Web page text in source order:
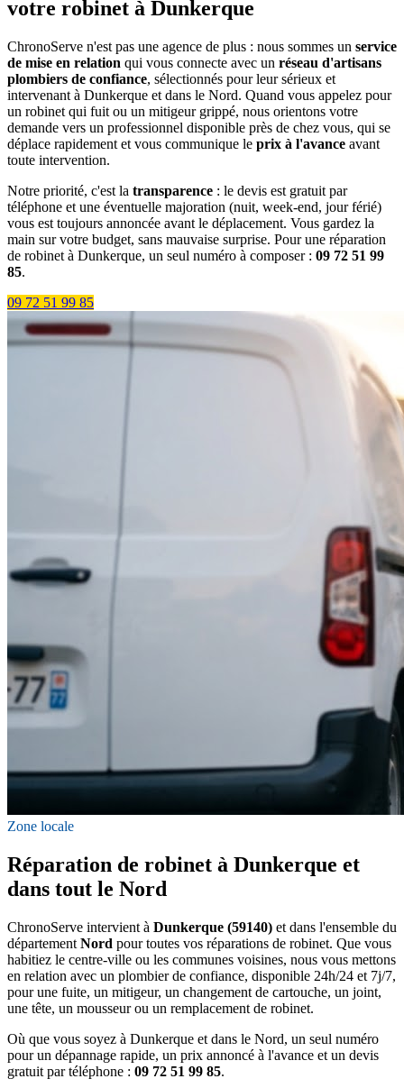
votre robinet à Dunkerque
ChronoServe n'est pas une agence de plus : nous sommes un service
de mise en relation qui vous connecte avec un réseau d'artisans
plombiers de confiance, sélectionnés pour leur sérieux et
intervenant à Dunkerque et dans le Nord. Quand vous appelez pour
un robinet qui fuit ou un mitigeur grippé, nous orientons votre
demande vers un professionnel disponible près de chez vous, qui se
déplace rapidement et vous communique le prix à l'avance avant
toute intervention.
Notre priorité, c'est la transparence : le devis est gratuit par
téléphone et une éventuelle majoration (nuit, week-end, jour férié)
vous est toujours annoncée avant le déplacement. Vous gardez la
main sur votre budget, sans mauvaise surprise. Pour une réparation
de robinet à Dunkerque, un seul numéro à composer : 09 72 51 99
85.
09 72 51 99 85
Zone locale
Réparation de robinet à Dunkerque et
dans tout le Nord
ChronoServe intervient à Dunkerque (59140) et dans l'ensemble du
département Nord pour toutes vos réparations de robinet. Que vous
habitiez le centre-ville ou les communes voisines, nous vous mettons
en relation avec un plombier de confiance, disponible 24h/24 et 7j/7,
pour une fuite, un mitigeur, un changement de cartouche, un joint,
une tête, un mousseur ou un remplacement de robinet.
Où que vous soyez à Dunkerque et dans le Nord, un seul numéro
pour un dépannage rapide, un prix annoncé à l'avance et un devis
gratuit par téléphone : 09 72 51 99 85.